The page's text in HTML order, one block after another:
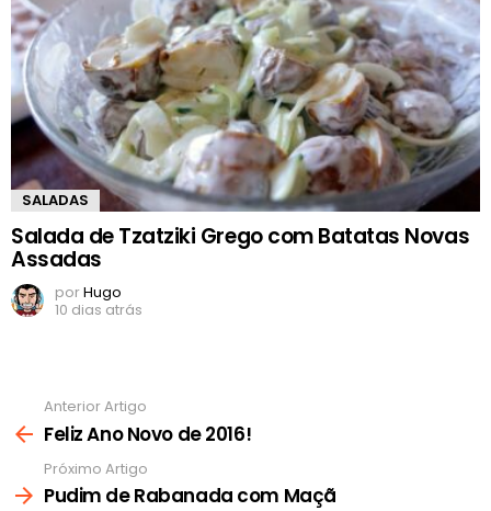
SALADAS
Salada de Tzatziki Grego com Batatas Novas
Assadas
porHugo
10 dias atrás
mais
Anterior Artigo
Feliz Ano Novo de 2016!
Próximo Artigo
Pudim de Rabanada com Maçã